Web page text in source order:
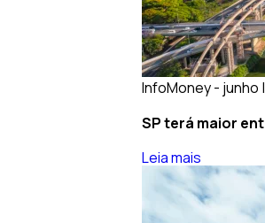
InfoMoney - junho
SP terá maior
Leia mais